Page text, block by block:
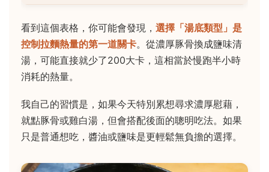
看到這個表格，你可能會發現， 選擇「湯底類型」是
控制拉麵熱量的第一道關卡。從濃厚豚骨換成鹽味清
湯，可能直接就少了200大卡，這相當於慢跑半小時
消耗的熱量。
我自己的習慣是，如果今天特別累想尋求濃厚慰藉，
就點豚骨或雞白湯，但會搭配後面的聰明吃法。如果
只是普通想吃，醬油或鹽味是更輕鬆無負擔的選擇。